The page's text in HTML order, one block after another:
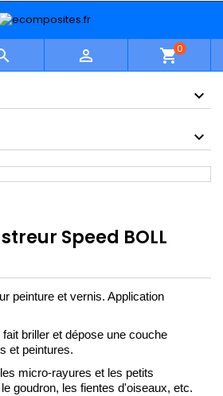
 shopping_cart0
Speed BOLL
peinture et vernis. Application
fait briller et dépose une couche
et peintures.
micro-rayures et les petits
goudron, les fientes d'oiseaux, etc.